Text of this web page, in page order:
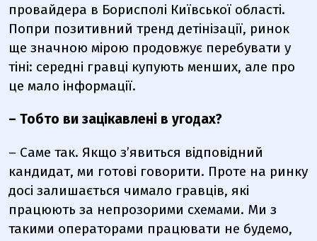
провайдера в Борисполі Київської області.
Попри позитивний тренд детінізації, ринок
ще значною мірою продовжує перебувати у
тіні: середні гравці купують менших, але про
це мало інформації.
– Тобто ви зацікавлені в угодах?
– Саме так. Якщо з’явиться відповідний
кандидат, ми готові говорити. Проте на ринку
досі залишається чимало гравців, які
працюють за непрозорими схемами. Ми з
такими операторами працювати не будемо,